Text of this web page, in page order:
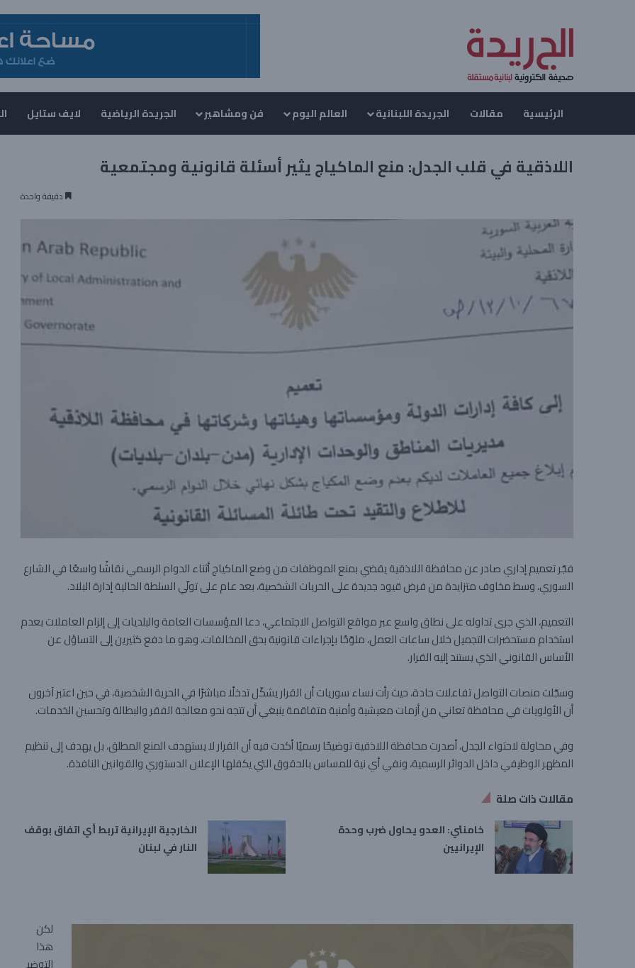
الرئيسية مقالات الجريدة اللبنانية العالم اليوم فن ومشاهير الجريدة الرياضية لايف ستايل
اللاذقية في قلب الجدل: منع الماكياج يثير أسئلة قانونية ومجتمعية
دقيقة واحدة
فجّر تعميم إداري صادر عن محافظة اللاذقية يقضي بمنع الموظفات من وضع الماكياج أثناء الدوام الرسمي نقاشًا واسعًا في الشارع
السوري، وسط مخاوف متزايدة من فرض قيود جديدة على الحريات الشخصية، بعد عام على تولّي السلطة الحالية إدارة البلاد.
التعميم، الذي جرى تداوله على نطاق واسع عبر مواقع التواصل الاجتماعي، دعا المؤسسات العامة والبلديات إلى إلزام العاملات بعدم
استخدام مستحضرات التجميل خلال ساعات العمل، ملوّحًا بإجراءات قانونية بحق المخالفات، وهو ما دفع كثيرين إلى التساؤل عن
الأساس القانوني الذي يستند إليه القرار.
وسجّلت منصات التواصل تفاعلات حادة، حيث رأت نساء سوريات أن القرار يشكّل تدخلًا مباشرًا في الحرية الشخصية، في حين اعتبر آخرون
أن الأولويات في محافظة تعاني من أزمات معيشية وأمنية متفاقمة ينبغي أن تتجه نحو معالجة الفقر والبطالة وتحسين الخدمات.
وفي محاولة لاحتواء الجدل، أصدرت محافظة اللاذقية توضيحًا رسميًا أكدت فيه أن القرار لا يستهدف المنع المطلق، بل يهدف إلى تنظيم
المظهر الوظيفي داخل الدوائر الرسمية، ونفي أي نية للمساس بالحقوق التي يكفلها الإعلان الدستوري والقوانين النافذة.
مقالات ذات صلة
خامنئي: العدو يحاول ضرب وحدة
الإيرانيين
الخارجية الإيرانية تربط أي اتفاق بوقف
النار في لبنان
لكن
هذا